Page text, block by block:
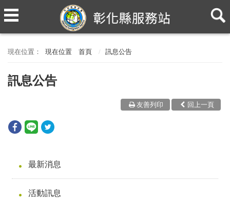
現在位置 首頁 訊息公告
訊息公告
回上一頁
友善列印
最新消息
活動訊息